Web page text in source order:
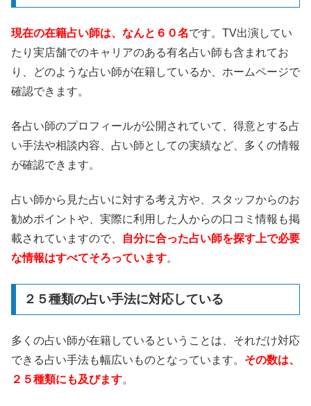
現在の在籍占い師は、なんと６０名です。TV出演してい
たり実店舗でのキャリアのある有名占い師も含まれてお
り、どのような占い師が在籍しているか、ホームページで
確認できます。
各占い師のプロフィールが公開されていて、得意とする占
い手法や相談内容、占い師としての実績など、多くの情報
が確認できます。
占い師から見た占いに対する考え方や、スタッフからのお
勧めポイントや、実際に利用した人からの口コミ情報も掲
載されていますので、
自分に合った占い師を探す上で必要
な情報はすべてそろっています。
２５種類の占い手法に対応している
多くの占い師が在籍しているということは、それだけ対応
できる占い手法も幅広いものとなっています。 その数は、
２５種類にも及びます。